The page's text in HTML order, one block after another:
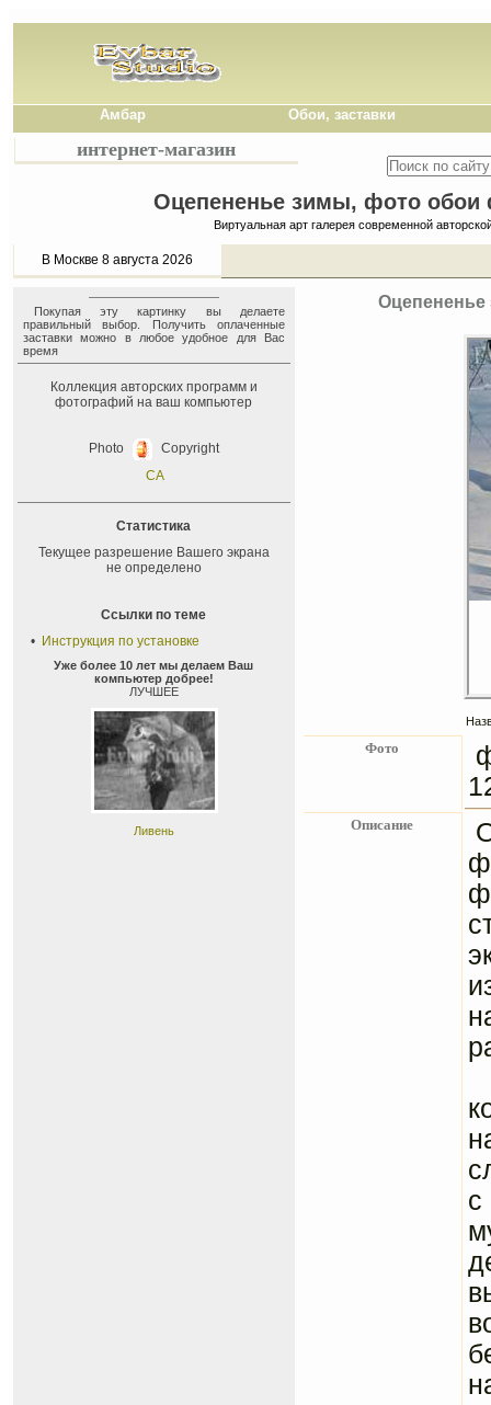
Амбар Обои, заставки
интернет-магазин
Оцепененье зимы, фото обои
Виртуальная арт галерея современной
В Москве 8 августа 2026
Покупая эту картинку вы делаете
правильный выбор. Получить оплаченные
заставки можно в любое удобное для Вас
время
Коллекция авторских программ и
фотографий на ваш компьютер
Photo
Copyright
СА
Статистика
Текущее разрешение Вашего экрана
не определено
Ссылки по теме
• Инструкция по установке
Уже более 10 лет мы делаем Ваш
компьютер добрее!
ЛУЧШЕЕ
Ливень
Оцепененье
Фото
Описание